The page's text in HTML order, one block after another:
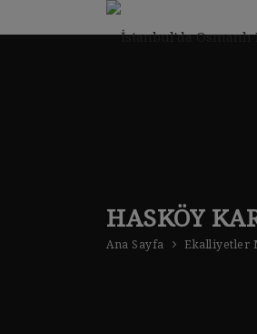
HASKÖY
Ana Sayfa Ekalliyetler